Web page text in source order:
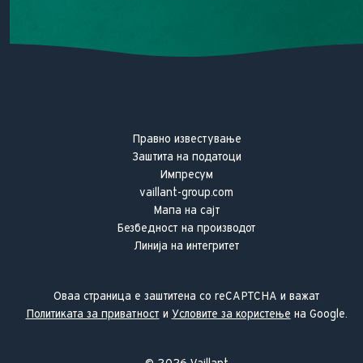
Правно известување
Заштита на податоци
Импресум
vaillant-group.com
Мапа на сајт
Безбедност на производот
Линија на интегритет
Оваа страница е заштитена со reCAPTCHA и важат
Политиката за приватност и Условите за користење на Google.